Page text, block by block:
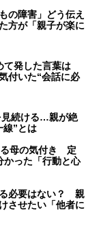
の障害」どう伝え
方が「親子が楽に
て発した言葉は
付いた“会話に必
続ける…親が絶
線”とは
る母の気付き 定
かった「行動と心
必要はない？ 親
させたい「他者に